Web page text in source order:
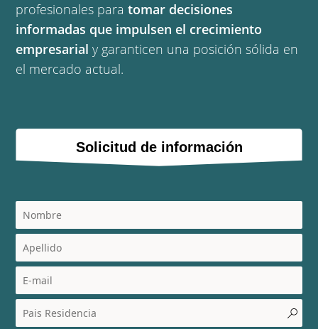
profesionales para tomar decisiones
informadas que impulsen el crecimiento
empresarial y garanticen una posición sólida en
el mercado actual.
Solicitud de información